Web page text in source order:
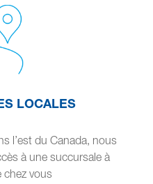
LOCALES
l’est du Canada, nous
à une succursale à
chez vous